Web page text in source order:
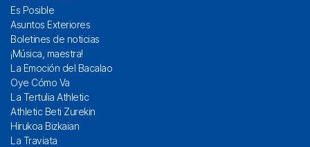
Es Posible
Asuntos Exteriores
Boletines de noticias
¡Música, maestra!
La Emoción del Bacalao
Oye Cómo Va
La Tertulia Athletic
Athletic Beti Zurekin
Hirukoa Bizkaian
La Traviata